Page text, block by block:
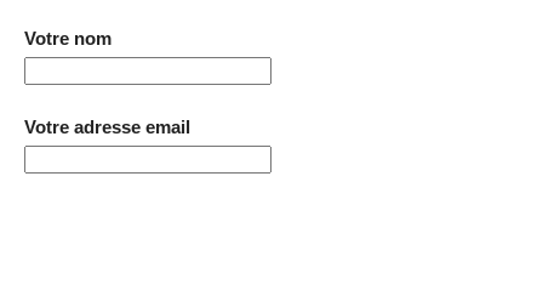
Votre nom
Votre adresse email